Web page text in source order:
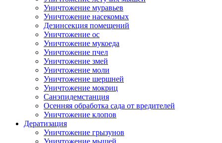
Уничтожение муравьев
Уничтожение насекомых
Дезинсекция помещений
Уничтожение ос
Уничтожение мукоеда
Уничтожение пчел
Уничтожение змей
Уничтожение моли
Уничтожение шершней
Уничтожение мокриц
Санэпидемстанция
Осенняя обработка сада от вредителей
Уничтожение клопов
Дератизация
Уничтожение грызунов
Уничтожение мышей